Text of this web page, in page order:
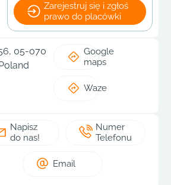
Zarejestruj się i zgłoś
prawo do placówki
05-070
Google
maps
Waze
Napisz
do nas!
Numer
Telefonu
Email